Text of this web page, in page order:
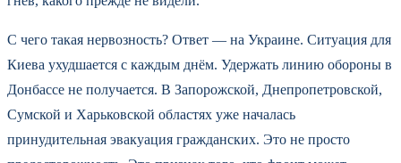
С чего такая нервозность? Ответ — на Украине. Ситуация для
Киева ухудшается с каждым днём. Удержать линию обороны в
Донбассе не получается. В Запорожской, Днепропетровской,
Сумской и Харьковской областях уже началась
принудительная эвакуация гражданских. Это не просто